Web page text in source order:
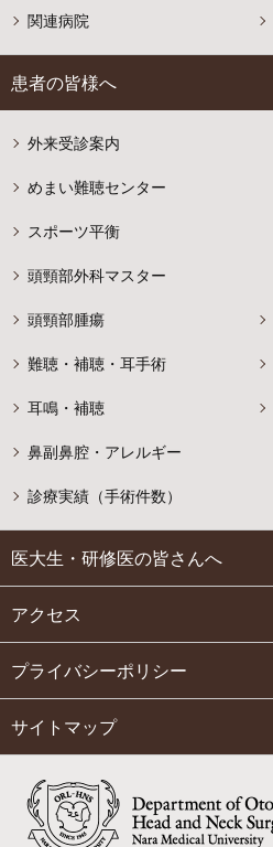
関連病院
患者の皆様へ
外来受診案内
めまい難聴センター
スポーツ平衡
頭頸部外科マスター
頭頸部腫瘍
難聴・補聴・耳手術
耳鳴・補聴
鼻副鼻腔・ アレルギー
診療実績（手術件数）
医大生・研修医の皆さんへ
アクセス
プライバシーポリシー
サイトマップ